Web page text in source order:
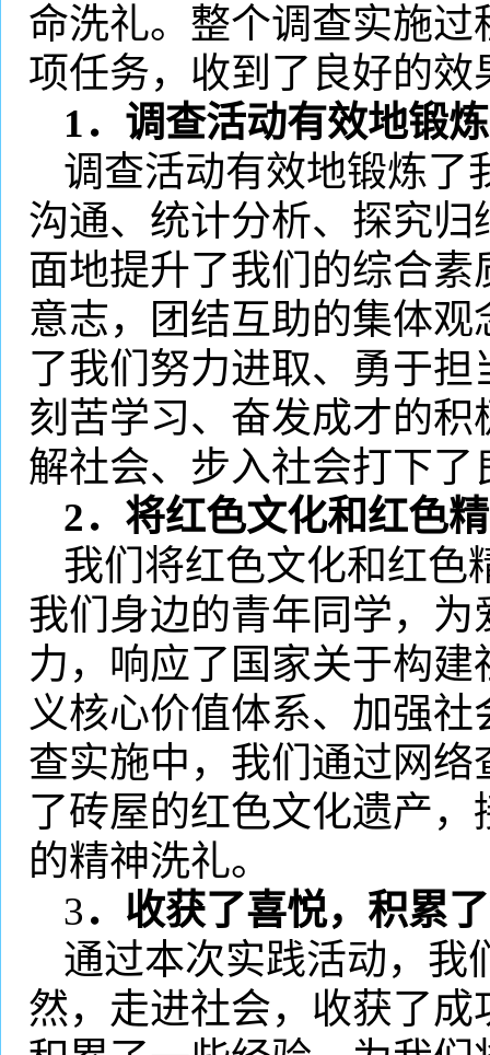
命洗礼。整个调查实施
项任务，收到了良好的效
1．调查活动有效地锻
调查活动有效地锻炼了
沟通、统计分析、探究
面地提升了我们的综合
意志，团结互助的集体
了我们努力进取、勇于
刻苦学习、奋发成才的
解社会、步入社会打下了
2．将红色文化和红色
我们将红色文化和红色
我们身边的青年同学，
力，响应了国家关于构
义核心价值体系、加强
查实施中，我们通过网
了砖屋的红色文化遗产
的精神洗礼。
3．收获了喜悦，积累
通过本次实践活动，我
然，走进社会，收获了